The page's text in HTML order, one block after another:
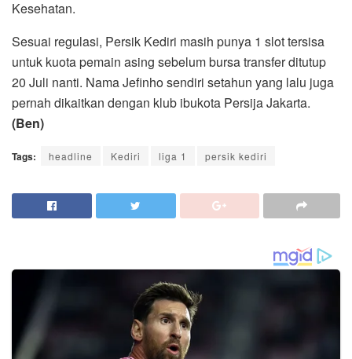
Kesehatan.
Sesuai regulasi, Persik Kediri masih punya 1 slot tersisa
untuk kuota pemain asing sebelum bursa transfer ditutup
20 Juli nanti. Nama Jefinho sendiri setahun yang lalu juga
pernah dikaitkan dengan klub ibukota Persija Jakarta.
(Ben)
Tags: headline Kediri liga 1 persik kediri